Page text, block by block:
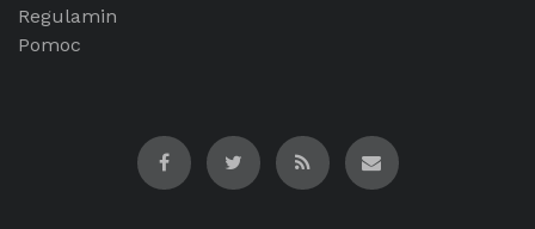
Regulamin
Pomoc